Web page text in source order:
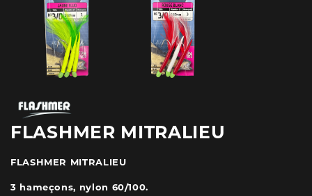
FLASHMER MITRALIEU
FLASHMER MITRALIEU
3 hameçons, nylon 60/100.